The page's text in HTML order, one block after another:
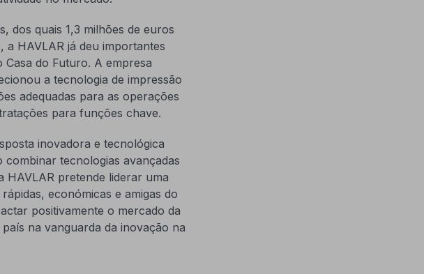
dos quais 1,3 milhões de euros
a HAVLAR já deu importantes
do Futuro. A empresa
a tecnologia de impressão
adequadas para as operações
para funções chave.
inovadora e tecnológica
tecnologias avançadas
HAVLAR pretende liderar uma
económicas e amigas do
positivamente o mercado da
na vanguarda da inovação na